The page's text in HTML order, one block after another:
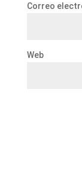
Correo
Web